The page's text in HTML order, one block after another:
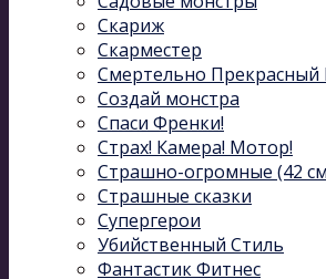
Скариж
Скарместер
Смертельно
Создай монстра
Спаси Френки!
Страх! Камера! Мотор!
Страшно-огромные (42
Страшные сказки
Супергерои
Убийственный Стиль
Фантастик Фитнес